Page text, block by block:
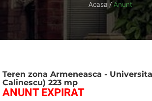
Acasa / Anunt
Teren zona Armeneasca -
Calinescu) 223 mp
ANUNT EXPIRAT